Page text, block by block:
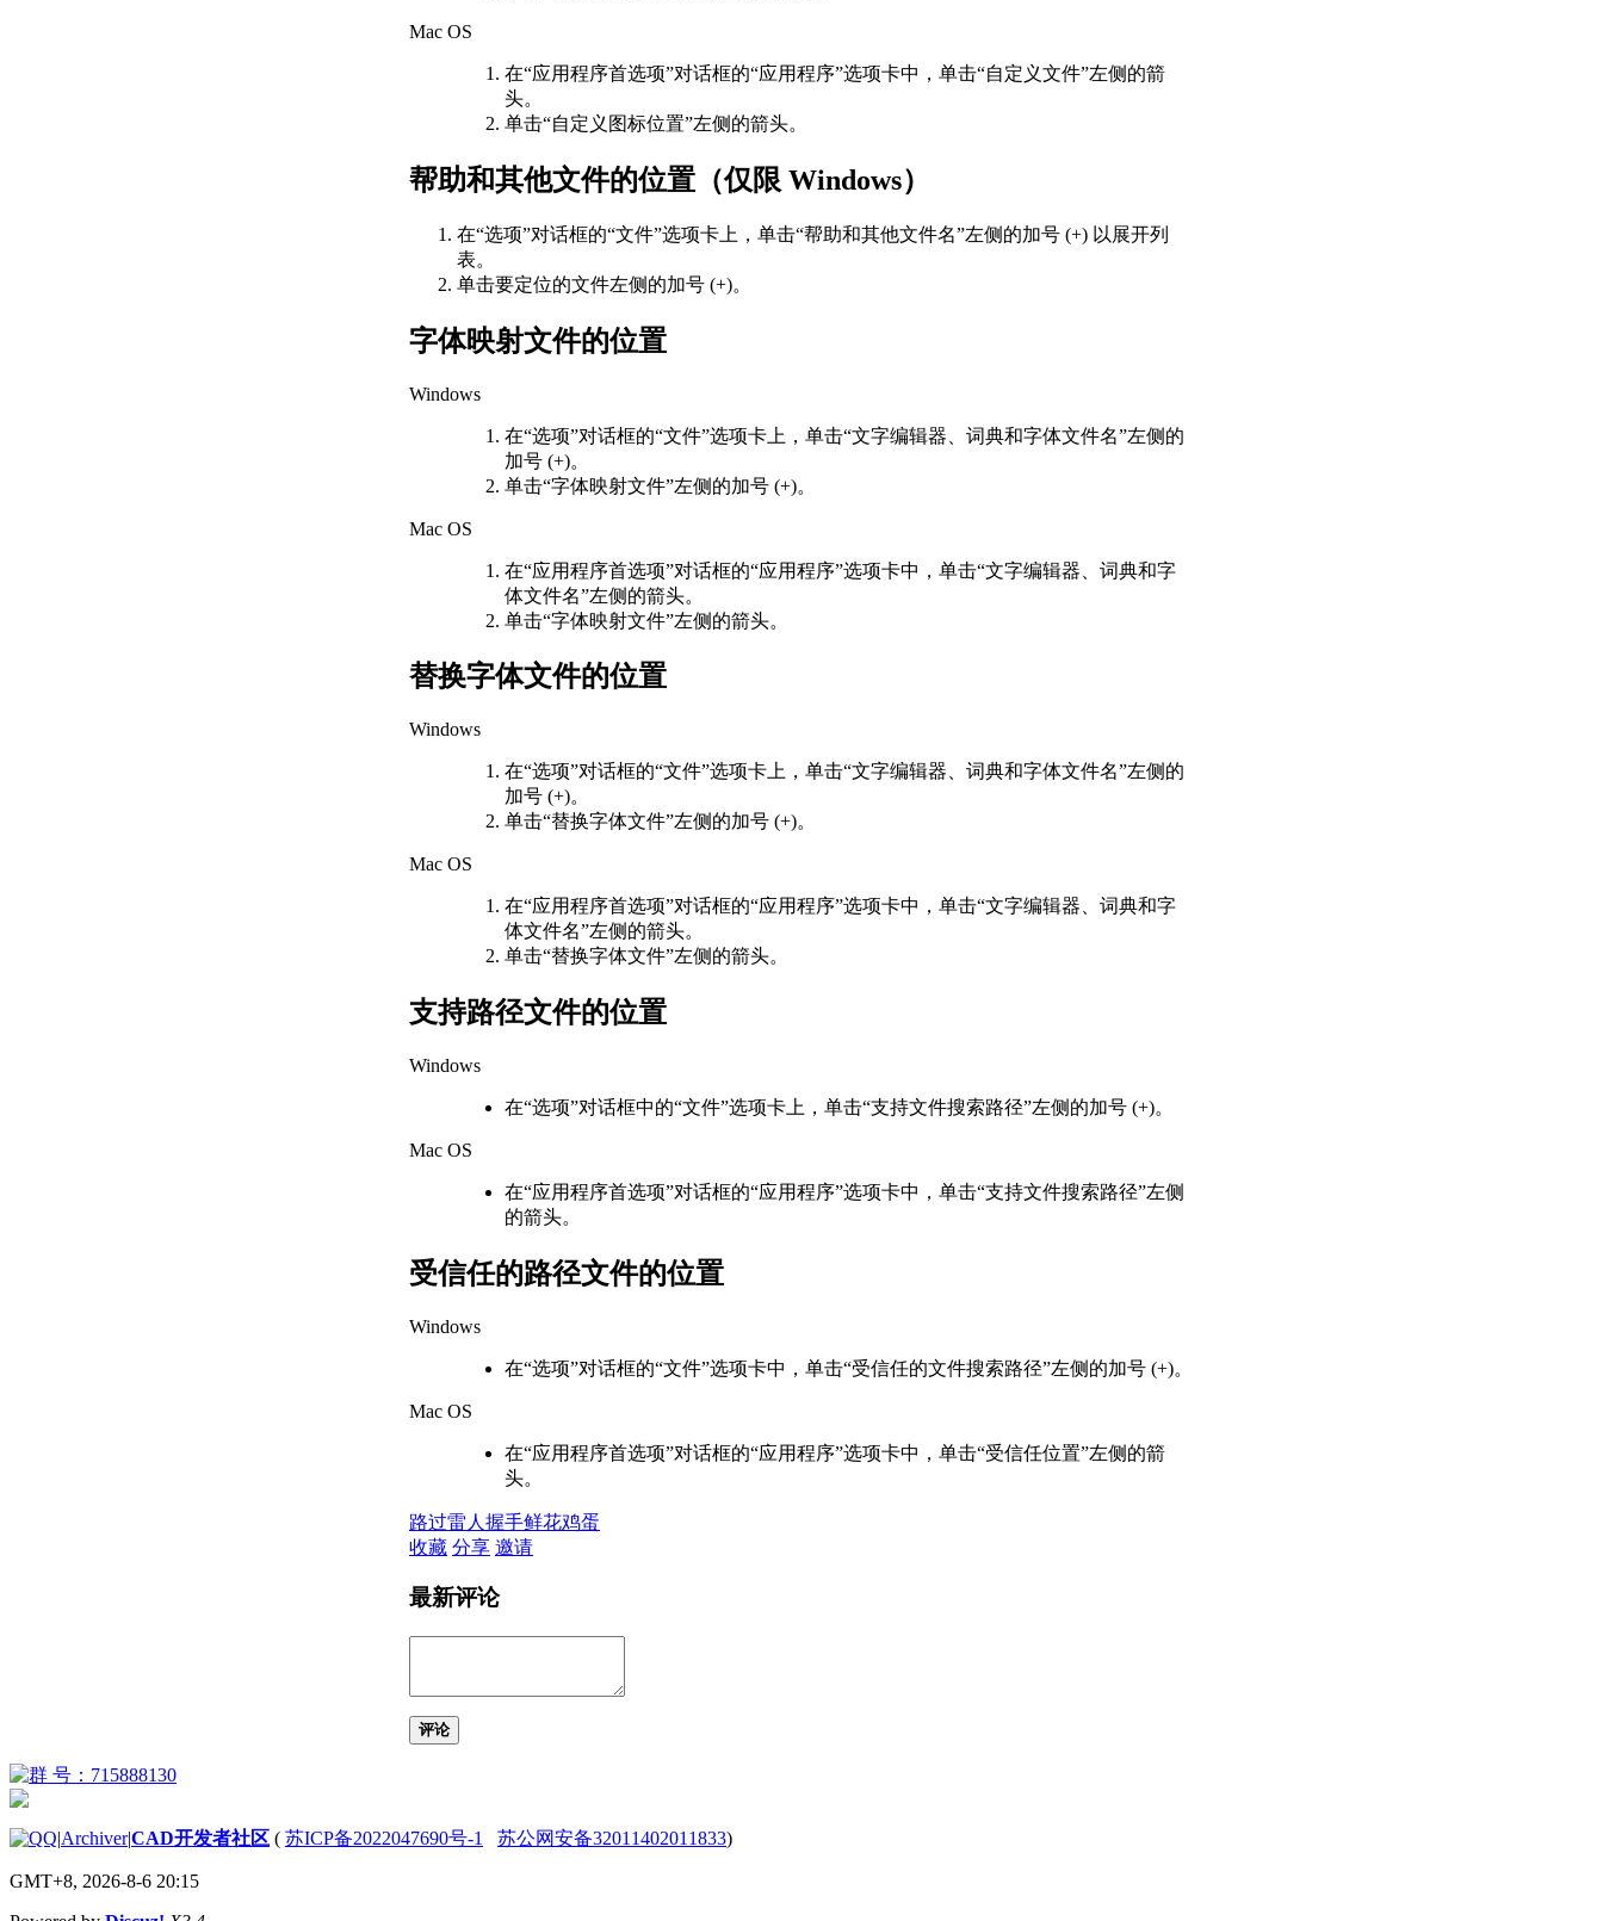
创建线性和参照几何图形
关于多段线
绘制矩形的步骤
Mac OS
在“应用程序首选项”对话框的“应用程序”选项卡中，单击“自定义文件”左侧的箭
头。
单击“自定义图标位置”左侧的箭头。
帮助和其他文件的位置（仅限 Windows）
在“选项”对话框的“文件”选项卡上，单击“帮助和其他文件名”左侧的加号 (+) 以展开列
表。
单击要定位的文件左侧的加号 (+)。
字体映射文件的位置
Windows
在“选项”对话框的“文件”选项卡上，单击“文字编辑器、词典和字体文件名”左侧的
加号 (+)。
单击“字体映射文件”左侧的加号 (+)。
Mac OS
在“应用程序首选项”对话框的“应用程序”选项卡中，单击“文字编辑器、词典和字
体文件名”左侧的箭头。
单击“字体映射文件”左侧的箭头。
替换字体文件的位置
Windows
在“选项”对话框的“文件”选项卡上，单击“文字编辑器、词典和字体文件名”左侧的
加号 (+)。
单击“替换字体文件”左侧的加号 (+)。
Mac OS
在“应用程序首选项”对话框的“应用程序”选项卡中，单击“文字编辑器、词典和字
体文件名”左侧的箭头。
单击“替换字体文件”左侧的箭头。
支持路径文件的位置
Windows
在“选项”对话框中的“文件”选项卡上，单击“支持文件搜索路径”左侧的加号 (+)。
Mac OS
在“应用程序首选项”对话框的“应用程序”选项卡中，单击“支持文件搜索路径”左侧
的箭头。
受信任的路径文件的位置
Windows
在“选项”对话框的“文件”选项卡中，单击“受信任的文件搜索路径”左侧的加号 (+)。
Mac OS
在“应用程序首选项”对话框的“应用程序”选项卡中，单击“受信任位置”左侧的箭
头。
路过雷人 握手鲜花鸡蛋
收藏 分享 邀请
最新评论
评论
|Archiver|CAD开发者社区 ( 苏ICP备2022047690号-1 苏公网安备32011402011833)
GMT+8, 2026-8-6 20:15